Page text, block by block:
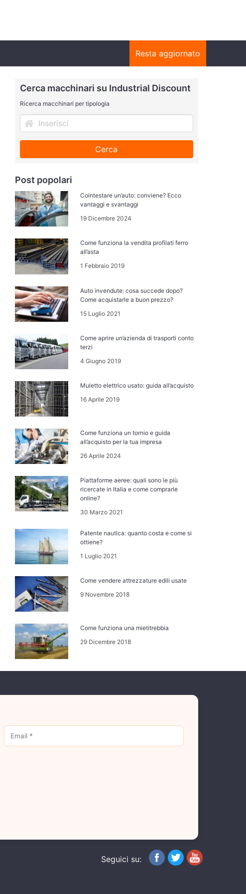
Resta aggiornato
Cerca macchinari su Industrial Discount
Ricerca macchinari per tipologia
Cerca
Post popolari
Cointestare un’auto: conviene? Ecco
vantaggi e svantaggi
19 Dicembre 2024
Come funziona la vendita profilati ferro
all’asta
1 Febbraio 2019
Auto invendute: cosa succede dopo?
Come acquistarle a buon prezzo?
15 Luglio 2021
Come aprire un’azienda di trasporti conto
terzi
4 Giugno 2019
Muletto elettrico usato: guida all’acquisto
16 Aprile 2019
Come funziona un tornio e guida
all’acquisto per la tua impresa
26 Aprile 2024
Piattaforme aeree: quali sono le più
ricercate in Italia e come comprarle
online?
30 Marzo 2021
Patente nautica: quanto costa e come si
ottiene?
1 Luglio 2021
Come vendere attrezzature edili usate
9 Novembre 2018
Come funziona una mietitrebbia
29 Dicembre 2018
Seguici su: